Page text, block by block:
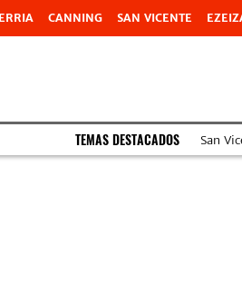
CANNING SAN VICENTE
TEMAS DESTACADOS San